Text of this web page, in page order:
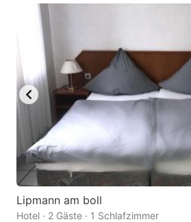
Lipmann am boll
Hotel · 2 Gäste · 1 Schlafzimmer